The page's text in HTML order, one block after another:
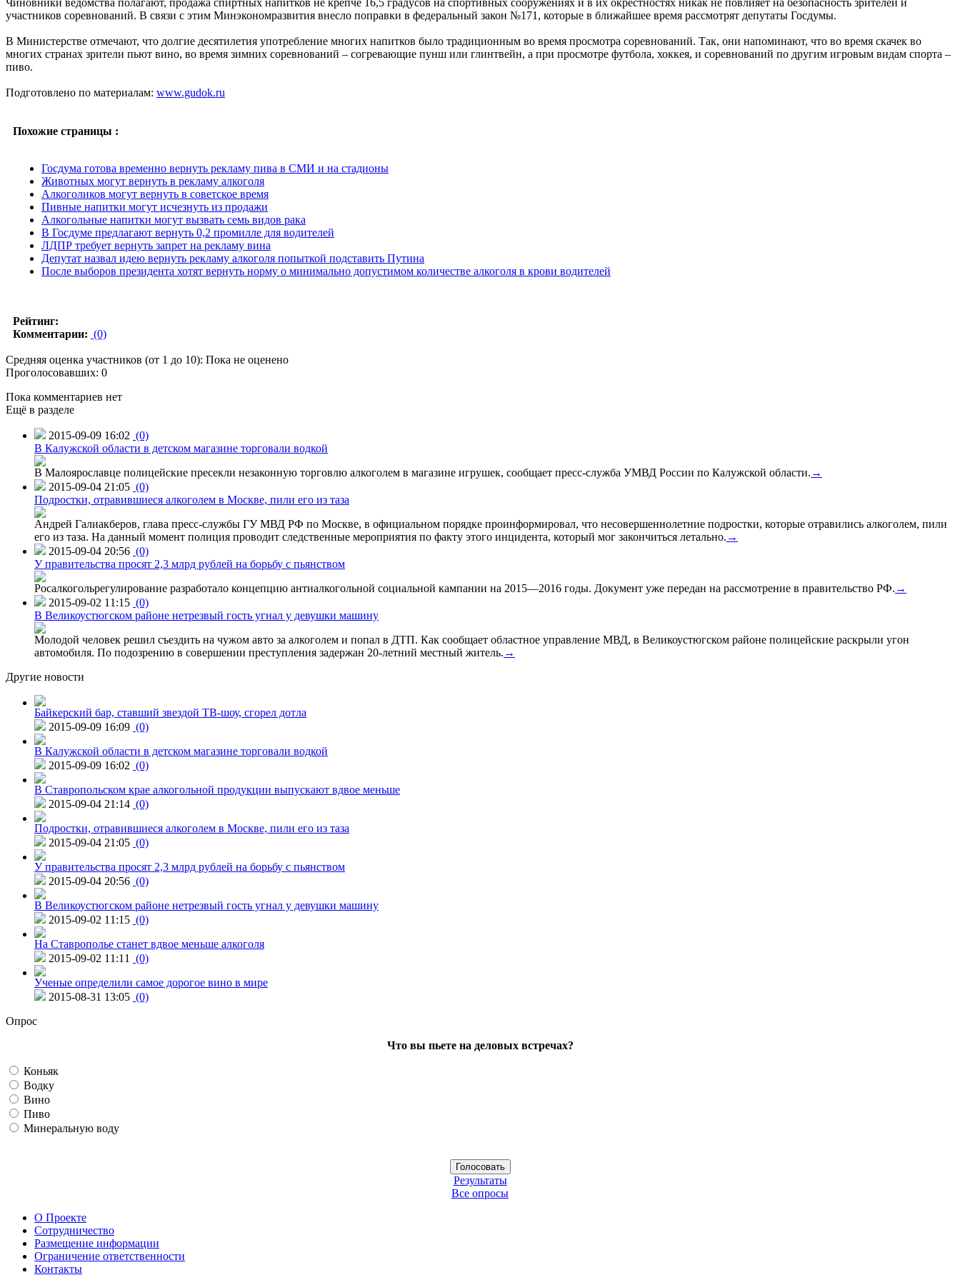
участников соревнований. В связи с этим Минэкономразвития внесло поправки в федеральный закон №171, которые в ближайшее время рассмотрят депутаты Госдумы.
В Министерстве отмечают, что долгие десятилетия употребление многих напитков было традиционным во время просмотра соревнований. Так, они напоминают, что во время скачек во
многих странах зрители пьют вино, во время зимних соревнований – согревающие пунш или глинтвейн, а при просмотре футбола, хоккея, и соревнований по другим игровым видам спорта –
пиво.
Подготовлено по материалам: www.gudok.ru
Похожие страницы :
Госдума готова временно вернуть рекламу пива в СМИ и на стадионы
Животных могут вернуть в рекламу алкоголя
Алкоголиков могут вернуть в советское время
Пивные напитки могут исчезнуть из продажи
Алкогольные напитки могут вызвать семь видов рака
В Госдуме предлагают вернуть 0,2 промилле для водителей
ЛДПР требует вернуть запрет на рекламу вина
Депутат назвал идею вернуть рекламу алкоголя попыткой подставить Путина
После выборов президента хотят вернуть норму о минимально допустимом количестве алкоголя в крови водителей
Рейтинг:
Комментарии: (0)
Средняя оценка участников (от 1 до 10): Пока не оценено
Проголосовавших: 0
Пока комментариев нет
Ещё в разделе
2015-09-09 16:02 (0)
В Калужской области в детском магазине торговали водкой
В Малоярославце полицейские пресекли незаконную торговлю алкоголем в магазине игрушек, сообщает пресс-служба УМВД России по Калужской области. →
2015-09-04 21:05 (0)
Подростки, отравившиеся алкоголем в Москве, пили его из таза
Андрей Галиакберов, глава пресс-службы ГУ МВД РФ по Москве, в официальном порядке проинформировал, что несовершеннолетние подростки, которые отравились алкоголем, пили
его из таза. На данный момент полиция проводит следственные мероприятия по факту этого инцидента, который мог закончиться летально. →
2015-09-04 20:56 (0)
У правительства просят 2,3 млрд рублей на борьбу с пьянством
Росалкогольрегулирование разработало концепцию антиалкогольной социальной кампании на 2015—2016 годы. Документ уже передан на рассмотрение в правительство РФ. →
2015-09-02 11:15 (0)
В Великоустюгском районе нетрезвый гость угнал у девушки машину
Молодой человек решил съездить на чужом авто за алкоголем и попал в ДТП. Как сообщает областное управление МВД, в Великоустюгском районе полицейские раскрыли угон
автомобиля. По подозрению в совершении преступления задержан 20-летний местный житель. →
Другие новости
Байкерский бар, ставший звездой ТВ-шоу, сгорел дотла
2015-09-09 16:09 (0)
В Калужской области в детском магазине торговали водкой
2015-09-09 16:02 (0)
В Ставропольском крае алкогольной продукции выпускают вдвое меньше
2015-09-04 21:14 (0)
Подростки, отравившиеся алкоголем в Москве, пили его из таза
2015-09-04 21:05 (0)
У правительства просят 2,3 млрд рублей на борьбу с пьянством
2015-09-04 20:56 (0)
В Великоустюгском районе нетрезвый гость угнал у девушки машину
2015-09-02 11:15 (0)
На Ставрополье станет вдвое меньше алкоголя
2015-09-02 11:11
(0)
Ученые определили самое дорогое вино в мире
2015-08-31 13:05 (0)
Опрос
Что вы пьете на деловых встречах?
Коньяк
Водку
Вино
Пиво
Минеральную воду
Результаты
Все опросы
О Проекте
Сотрудничество
Размещение информации
Ограничение ответственности
Контакты